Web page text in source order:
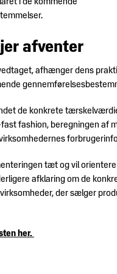
afventer
afhænger dens
de konkrete
fashion, beregningen af
tæt og vil
afklaring om de
der sælger
her.